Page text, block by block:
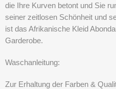
die Ihre Kurven betont und Sie
seiner zeitlosen Schönheit und
ist das Afrikanische Kleid
Garderobe.
Waschanleitung:
Zur Erhaltung der Farben &